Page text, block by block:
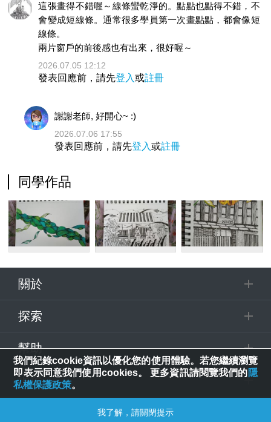
這張畫得不錯喔～線條蠻乾淨的。點點也點得不錯，不
會變成短線條。通常很多學員第一次畫點點，都會像短
線條。
兩片窗戶的前後感也有出來，很好喔～
2026.07.05 12:12
發表回應前，請先登入或註冊
謝謝老師, 好開心~ :)
2026.07.06 17:55
發表回應前，請先登入或註冊
同學作品
關於
探索
幫助
追蹤
© 2025 Spring House Entertainment Tech. Inc. All Rights Reserved.
我們紀錄cookie資訊以優化您的使用體驗。若您繼續瀏覽
即表示同意我們使用cookies。 更多資訊請閱覽我們的隱
私權保護政策。
我了解，請關閉提示